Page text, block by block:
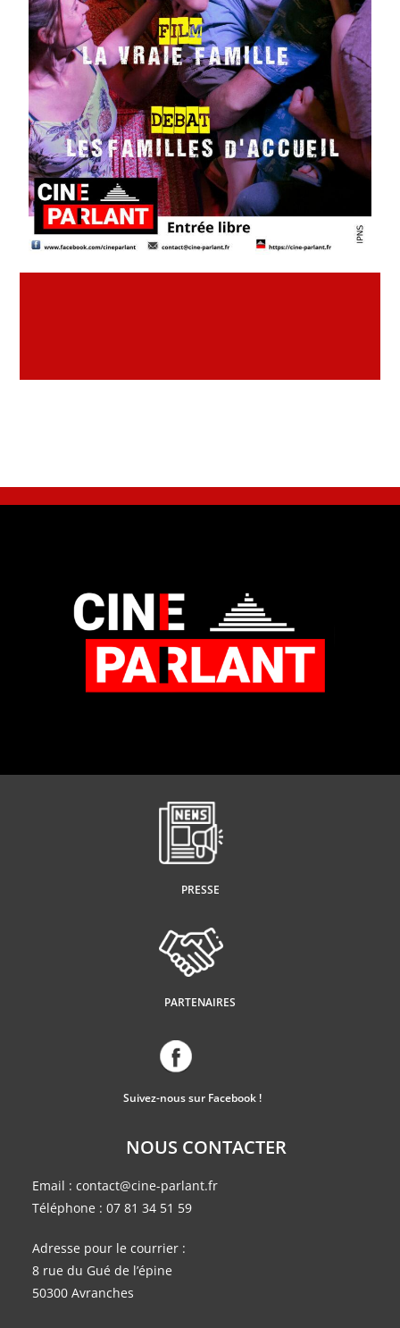
PRESSE
PARTENAIRES
Suivez-nous sur Facebook !
NOUS CONTACTER
Email : contact@cine-parlant.fr
Téléphone : 07 81 34 51 59
Adresse pour le courrier :
8 rue du Gué de l’épine
50300 Avranches